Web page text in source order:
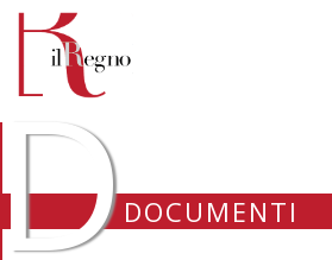
DOCUMENTI